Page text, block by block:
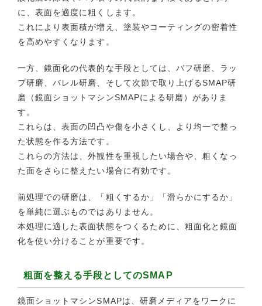
に、表面を適度に粗くします。
これにより表面積が増え、塗装やコーティングの密着性
を高めやすくなります。
一方、鏡面化の代表的な手段としては、バフ研磨、ラッ
プ研磨、バレル研磨、そして次節で取り上げるSMAP研
磨（鏡面ショットマシンSMAPによる研磨）がありま
す。
これらは、表面の凹凸や傷を小さくし、より均一で整っ
た状態を作る方法です。
これらの方法は、外観性を重視したい場合や、粗くなっ
た面をさらに整えたい場合に有効です。
前処理での研磨は、「粗くするか」「滑らかにするか」
を単純に選ぶものではありません。
本処理に適した表面状態をつくるために、粗面化と鏡面
化を使い分けることが重要です。
粗面を整える手段としてのSMAP
鏡面ショットマシンSMAPは、研磨メディアをワークに